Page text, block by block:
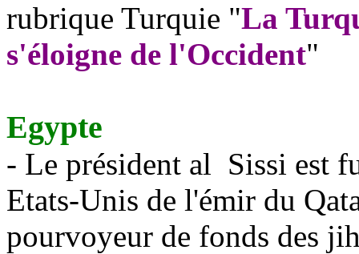
rubrique Turquie "La
s'éloigne de l'Occident"
Egypte
- Le président al Sissi est
Etats-Unis de l'émir du
pourvoyeur de fonds des